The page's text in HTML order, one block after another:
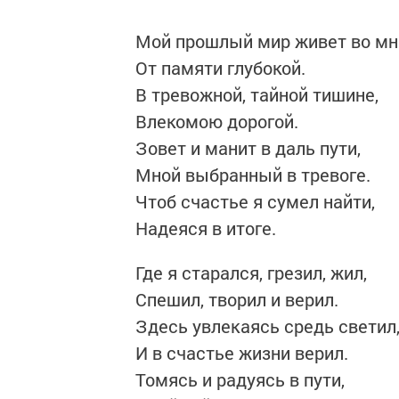
Мой прошлый мир живет во
От памяти глубокой.
В тревожной, тайной тишине,
Влекомою дорогой.
Зовет и манит в даль пути,
Мной выбранный в тревоге.
Чтоб счастье я сумел найти,
Надеяся в итоге.
Где я старался, грезил, жил,
Спешил, творил и верил.
Здесь увлекаясь средь светил,
И в счастье жизни верил.
Томясь и радуясь в пути,